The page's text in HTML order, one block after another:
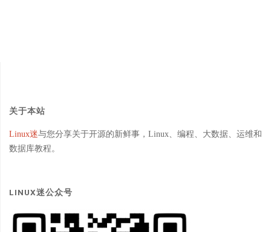
关于本站
Linux迷与您分享关于开源的新鲜事，Linux、编程、大数据、运维和
数据库教程。
LINUX迷公众号